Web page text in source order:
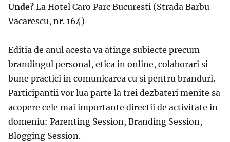
Unde? La Hotel Caro Parc Bucuresti (Strada Barbu
Vacarescu, nr. 164)
Editia de anul acesta va atinge subiecte precum
brandingul personal, etica in online, colaborari si
bune practici in comunicarea cu si pentru branduri.
Participantii vor lua parte la trei dezbateri menite sa
acopere cele mai importante directii de activitate in
domeniu: Parenting Session, Branding Session,
Blogging Session.